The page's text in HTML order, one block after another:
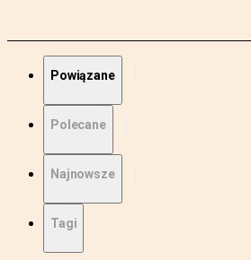
Powiązane
Polecane
Najnowsze
Tagi